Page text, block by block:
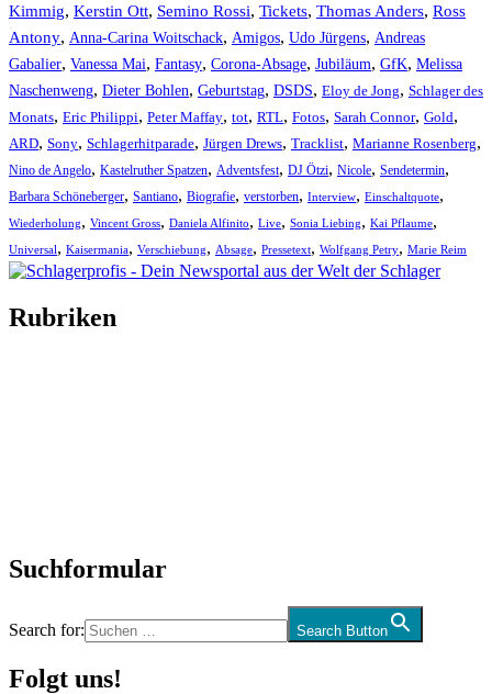
Kimmig, Kerstin Ott, Semino Rossi, Tickets, Thomas Anders, Ross
Antony, Anna-Carina Woitschack, Amigos, Udo Jürgens, Andreas
Gabalier, Vanessa Mai, Fantasy, Corona-Absage, Jubiläum, GfK, Melissa
Naschenweng, Dieter Bohlen, Geburtstag, DSDS, Eloy de Jong, Schlager des
Monats, Eric Philippi, Peter Maffay, tot, RTL, Fotos, Sarah Connor, Gold,
ARD, Sony, Schlagerhitparade, Jürgen Drews, Tracklist, Marianne Rosenberg,
Nino de Angelo, Kastelruther Spatzen, Adventsfest, DJ Ötzi, Nicole, Sendetermin,
Barbara Schöneberger, Santiano, Biografie, verstorben, Interview, Einschaltquote,
Wiederholung, Vincent Gross, Daniela Alfinito, Live, Sonia Liebing, Kai Pflaume,
Universal , Kaisermania, Verschiebung, Absage, Pressetext, Wolfgang Petry, Marie Reim
Rubriken
Suchformular
Search for: Search Button
Folgt uns!